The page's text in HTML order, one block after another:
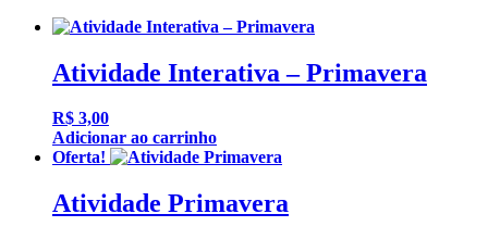
Atividade Interativa – Primavera
R$ 3,00
Adicionar ao carrinho
Oferta!
Atividade Primavera